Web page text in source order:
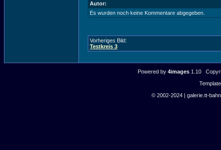
Autor:
Es wurden noch keine Kommentare abgegeben.
Vorheriges Bild:
Testkreis 3
Powered by4images 1.10
© 2002-2024 | galerie.tt-